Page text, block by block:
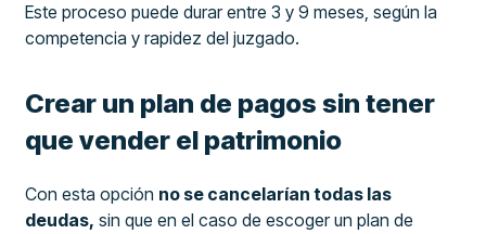
Este proceso puede durar entre 3 y 9 meses, según la
competencia y rapidez del juzgado.
Crear un plan de pagos sin tener
que vender el patrimonio
Con esta opción no se cancelarían todas las
deudas, sin que en el caso de escoger un plan de